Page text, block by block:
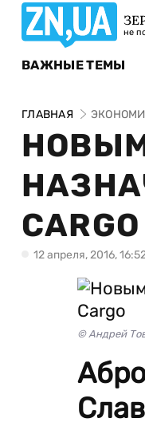
не
ВАЖНЫЕ ТЕМЫ
ГЛАВНАЯ
CARGO
12 апреля, 2016,
© Андрей